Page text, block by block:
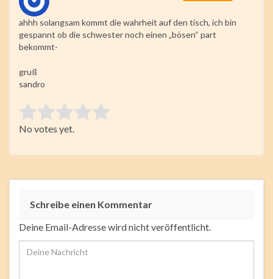
ahhh solangsam kommt die wahrheit auf den tisch, ich bin
gespannt ob die schwester noch einen „bösen“ part
bekommt-
gruß
sandro
Rate this item:
Submit Rating
No votes yet.
Schreibe einen Kommentar
Deine Email-Adresse wird nicht veröffentlicht.